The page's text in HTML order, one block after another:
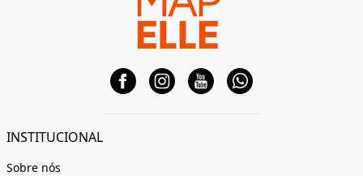
INSTITUCIONAL
Sobre nós